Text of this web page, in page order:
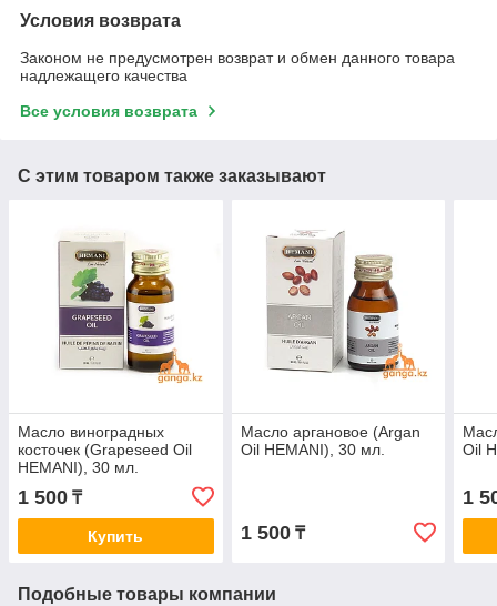
Условия возврата
Законом не предусмотрен возврат и обмен данного товара
надлежащего качества
Все условия возврата
С этим товаром также заказывают
Масло виноградных
косточек (Grapeseed Oil
HEMANI), 30 мл.
1 500 ₸
Купить
Масло аргановое (Argan
Oil HEMANI), 30 мл.
1 500₸
Oil
1
Подобные товары компании